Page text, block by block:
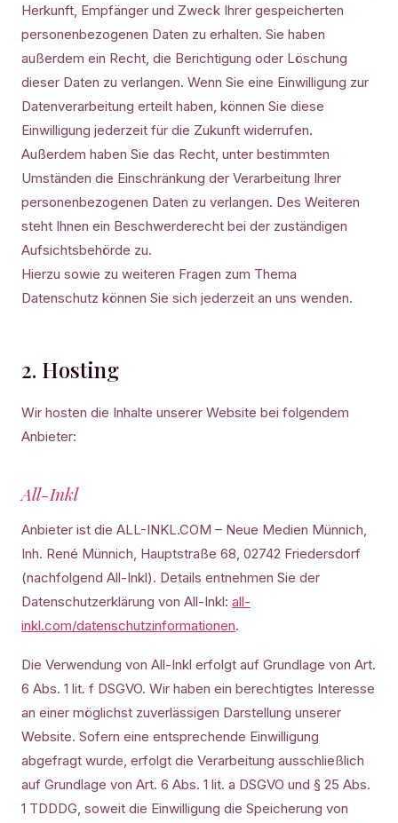
Herkunft, Empfänger und Zweck Ihrer gespeicherten
personenbezogenen Daten zu erhalten. Sie haben
außerdem ein Recht, die Berichtigung oder Löschung
dieser Daten zu verlangen. Wenn Sie eine Einwilligung zur
Datenverarbeitung erteilt haben, können Sie diese
Einwilligung jederzeit für die Zukunft widerrufen.
Außerdem haben Sie das Recht, unter bestimmten
Umständen die Einschränkung der Verarbeitung Ihrer
personenbezogenen Daten zu verlangen. Des Weiteren
steht Ihnen ein Beschwerderecht bei der zuständigen
Aufsichtsbehörde zu.
Hierzu sowie zu weiteren Fragen zum Thema
Datenschutz können Sie sich jederzeit an uns wenden.
2. Hosting
Wir hosten die Inhalte unserer Website bei folgendem
Anbieter:
All-Inkl
Anbieter ist die ALL-INKL.COM – Neue Medien Münnich,
Inh. René Münnich, Hauptstraße 68, 02742 Friedersdorf
(nachfolgend All-Inkl). Details entnehmen Sie der
Datenschutzerklärung von All-Inkl: all-
inkl.com/datenschutzinformationen.
Die Verwendung von All-Inkl erfolgt auf Grundlage von Art.
6 Abs. 1 lit. f DSGVO. Wir haben ein berechtigtes Interesse
an einer möglichst zuverlässigen Darstellung unserer
Website. Sofern eine entsprechende Einwilligung
abgefragt wurde, erfolgt die Verarbeitung ausschließlich
auf Grundlage von Art. 6 Abs. 1 lit. a DSGVO und § 25 Abs.
1 TDDDG, soweit die Einwilligung die Speicherung von